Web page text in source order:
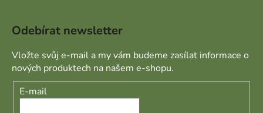
Odebírat newsletter
Vložte svůj e-mail a my vám budeme zasílat informace o
nových produktech na našem e-shopu.
E-mail